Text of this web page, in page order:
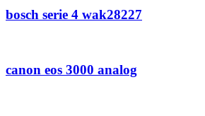
bosch serie 4 wak28227
canon eos 3000 analog